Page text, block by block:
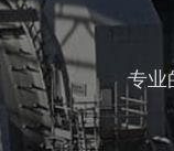
专业